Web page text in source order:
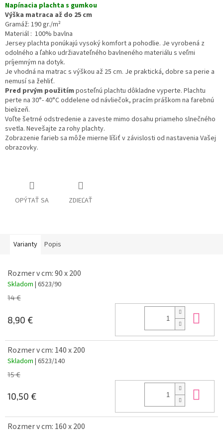
Napínacia plachta s gumkou
Výška matraca až do 25 cm
Gramáž: 190 gr./m²
Materiál : 100% bavlna
Jersey plachta ponúkajú vysoký komfort a pohodlie. Je vyrobená z
odolného a ľahko udržiavateľného bavlneného materiálu s veľmi
príjemným na dotyk.
Je vhodná na matrac s výškou až 25 cm. Je praktická, dobre sa perie a
nemusí sa žehliť.
Pred prvým použitím posteľnú plachtu dôkladne vyperte. Plachtu
perte na 30°- 40°C oddelene od návliečok, pracím práškom na farebnú
bielizeň.
Voľte šetrné odstredenie a zaveste mimo dosahu priameho slnečného
svetla. Nevešajte za rohy plachty.
Zobrazenie farieb sa môže mierne líšiť v závislosti od nastavenia Vašej
obrazovky.
OPÝTAŤ SA ZDIEĽAŤ
Varianty Popis
Rozmer v cm: 90 x 200
Skladom | 6523/90
14 €
8,90 €
Rozmer v cm: 140 x 200
Skladom | 6523/140
15 €
10,50 €
Rozmer v cm: 160 x 200